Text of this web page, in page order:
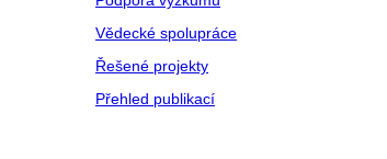
Vědecké spolupráce
Řešené projekty
Přehled publikací